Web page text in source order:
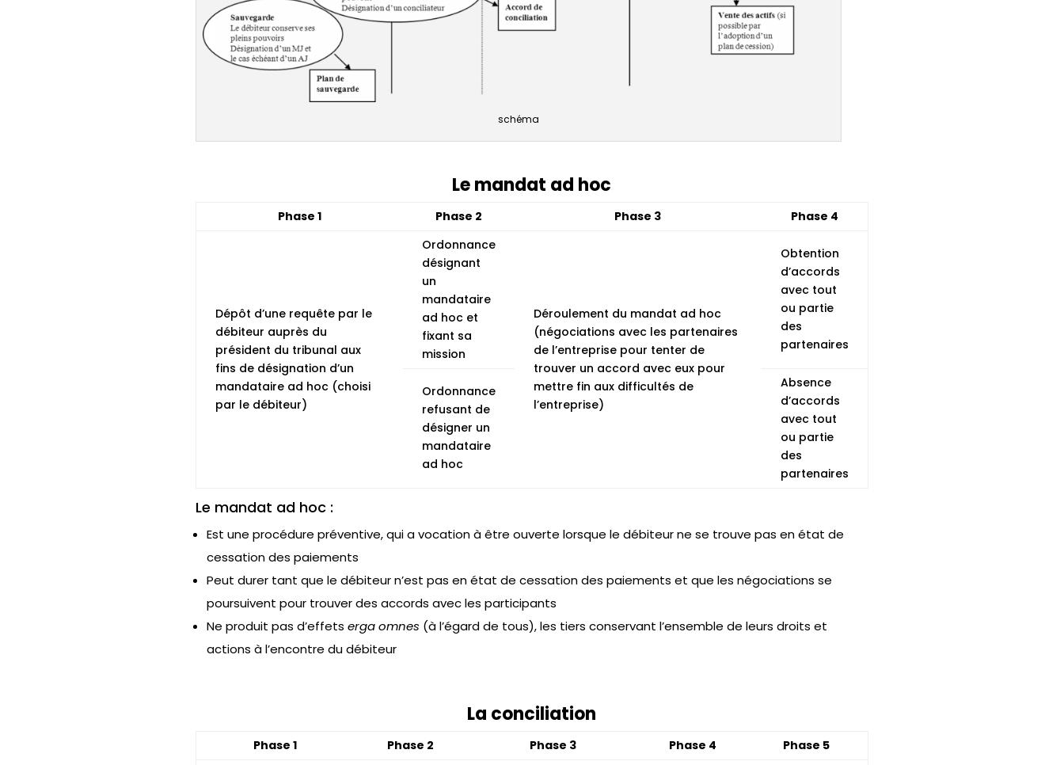
schéma
Le mandat ad hoc
Phase 1 Phase 2 Phase 3 Phase 4
Dépôt d’une requête par le
débiteur auprès du
président du tribunal aux
fins de désignation d’un
mandataire ad hoc (choisi
par le débiteur)
Ordonnance
désignant
un
mandataire
ad hoc et
fixant sa
mission
Déroulement du mandat ad hoc
(négociations avec les partenaires
de l’entreprise pour tenter de
trouver un accord avec eux pour
mettre fin aux difficultés de
l’entreprise)
Obtention
d’accords
avec tout
ou partie
des
partenaires
Ordonnance
refusant de
désigner un
mandataire
ad hoc
Absence
d’accords
avec tout
ou partie
des
partenaires
Le mandat ad hoc :
Est une procédure préventive, qui a vocation à être ouverte lorsque le débiteur ne se trouve pas en état de
cessation des paiements
Peut durer tant que le débiteur n’est pas en état de cessation des paiements et que les négociations se
poursuivent pour trouver des accords avec les participants
Ne produit pas d’effets ergaomnes (à l’égard de tous), les tiers conservant l’ensemble de leurs droits et
actions à l’encontre du débiteur
La conciliation
Phase 1 Phase 2 Phase 3 Phase 4 Phase 5